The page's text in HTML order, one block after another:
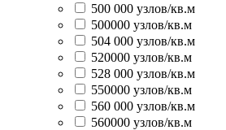
500 000 узлов/кв.м
500000 узлов/кв.м
504 000 узлов/кв.м
520000 узлов/кв.м
528 000 узлов/кв.м
550000 узлов/кв.м
560 000 узлов/кв.м
560000 узлов/кв.м